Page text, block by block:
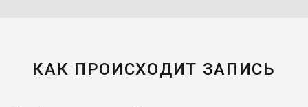
КАК ПРОИСХОДИТ ЗАПИСЬ